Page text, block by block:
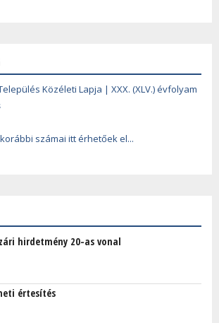
Közéleti Lapja | XXX. (XLV.) évfolyam
számai itt érhetőek el...
hirdetmény 20-as vonal
értesítés